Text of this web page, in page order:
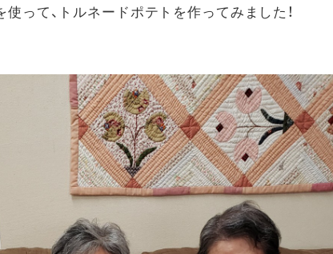
って、トルネードポテトを作ってみました！